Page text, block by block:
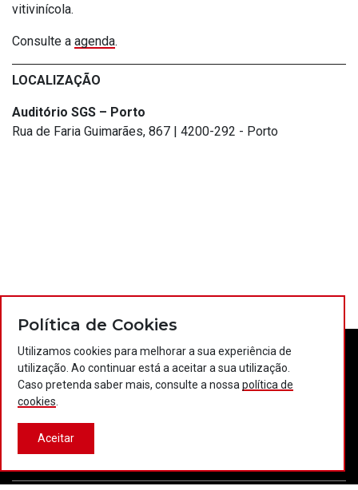
vitivinícola.
Consulte a agenda.
LOCALIZAÇÃO
Auditório SGS – Porto
Rua de Faria Guimarães, 867 | 4200-292 - Porto
Contactos
Projectos Portugal 2020
Política de Cookies
Utilizamos cookies para melhorar a sua experiência de
utilização. Ao continuar está a aceitar a sua utilização.
Caso pretenda saber mais, consulte a nossa política de
cookies
Aceitar